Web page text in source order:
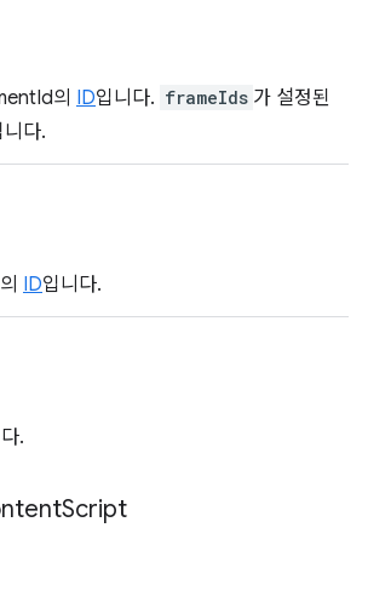
의 ID입니다. frameIds 가 설정된
다.
ID입니다.
.
Script